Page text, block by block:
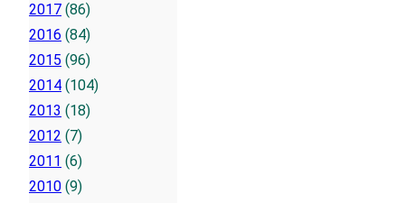
2017 (86)
2016 (84)
2015 (96)
2014 (104)
2013 (18)
2012 (7)
2011 (6)
2010 (9)